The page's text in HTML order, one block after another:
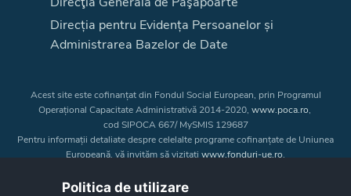
Direcția pentru Evidența Persoanelor și
Administrarea Bazelor de Date
Acest site este cofinanțat din Fondul Social European, prin Programul
Operațional Capacitate Administrativă 2014-2020, www.poca.ro,
cod SIPOCA 667/ MySMIS 129687
Pentru informații detaliate despre celelalte programe cofinanțate de Uniunea
Europeană, vă invităm să vizitați www.fonduri-ue.ro.
a Uniunii Europene. Întreaga responsabilitate asupra
Politica de utilizare